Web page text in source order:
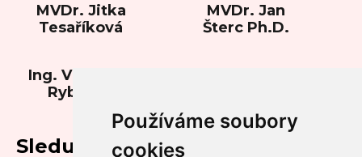
Používáme soubory
cookies
MVDr. Jitka
Tesaříková
MVDr. Jan
Šterc Ph.D.
Ing. Vladimíra
Rybková
Sledujte nás